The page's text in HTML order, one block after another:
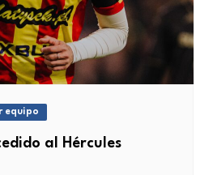
equipo
al Hércules